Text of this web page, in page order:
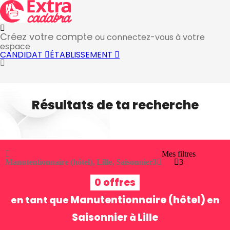
Créez votre compte ou connectez-vous à votre
espace
CANDIDAT ÉTABLISSEMENT
Résultats de ta recherche
Manutentionnaire (hôtel), Lille, Saisonnier3
Mes filtres
3
0 offres
en tant que Manutentionnaire (hôtel) en
Saisonnier à Lille